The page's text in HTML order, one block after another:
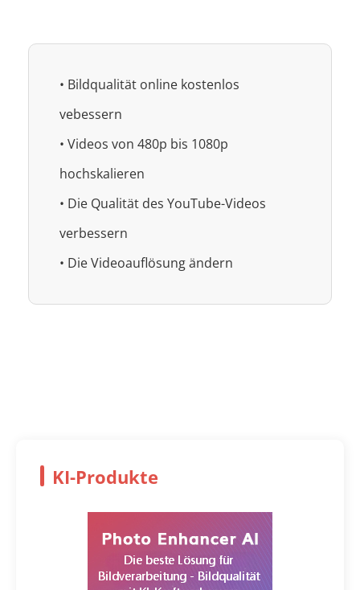
• Bildqualität online kostenlos
vebessern
• Videos von 480p bis 1080p
hochskalieren
• Die Qualität des YouTube-Videos
verbessern
• Die Videoauflösung ändern
KI-Produkte